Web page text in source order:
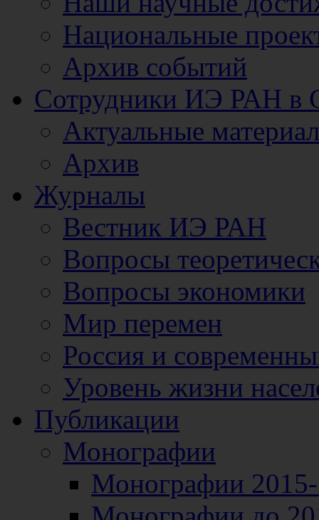
Национальные
Архив событий
Сотрудники ИЭ РАН
Актуальные
Архив
Журналы
Вестник ИЭ РАН
Вопросы
Вопросы экономики
Мир перемен
Россия и
Уровень жизни
Публикации
Монографии
Монографии 2015-